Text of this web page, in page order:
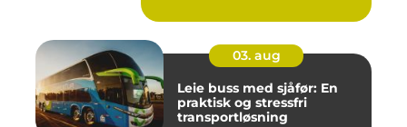
03. aug
Leie buss med sjåfør: En
praktisk og stressfri
transportløsning